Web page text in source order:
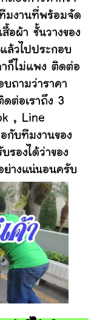
มงานที่พร้อมจัด
อผ้า ชั้นวางของ
ล้วไปประกอบ
าก็ไม่แพง ติดต่อ
ถามว่าราคา
ดต่อเราถึง 3
, Line
กับทีมงานของ
รองได้ว่าของ
ย่างแน่นอนครับ